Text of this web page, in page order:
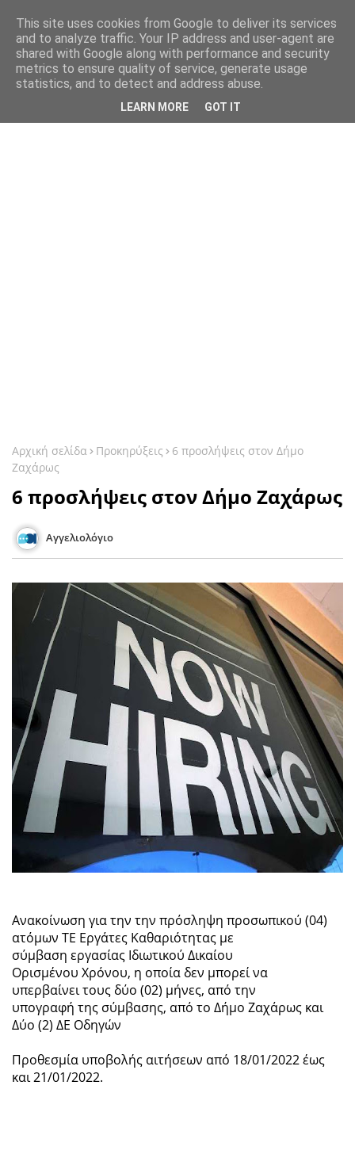
Αρχική σελίδα Προκηρύξεις
6 προσλήψεις στον Δήμο
Ζαχάρως
6 προσλήψεις στον Δήμο Ζαχάρως
Αγγελιολόγιο
Ανακοίνωση για την την πρόσληψη προσωπικού (04)
ατόμων ΤΕ Εργάτες Καθαριότητας με
σύμβαση εργασίας Ιδιωτικού Δικαίου
Ορισμένου Χρόνου, η οποία δεν μπορεί να
υπερβαίνει τους δύο (02) μήνες, από την
υπογραφή της σύμβασης, από το Δήμο Ζαχάρως και
Δύο (2) ΔΕ Οδηγών
Προθεσμία υποβολής αιτήσεων από 18/01/2022 έως
και 21/01/2022.
This site uses cookies from Google to deliver its services
and to analyze traffic. Your IP address and user-agent are
shared with Google along with performance and security
metrics to ensure quality of service, generate usage
statistics, and to detect and address abuse.
LEARN MORE GOT IT